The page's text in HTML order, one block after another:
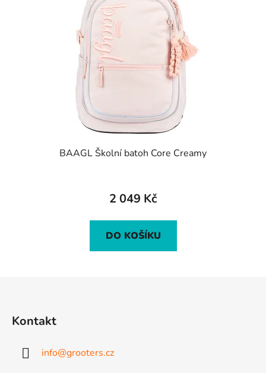
BAAGL Školní batoh Core Creamy
2 049 Kč
DO KOŠÍKU
Kontakt
info@grooters.cz